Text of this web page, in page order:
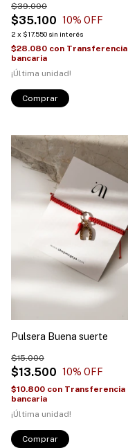
$35.100
$39.000
10% OFF
2 x $17.550 sin interés
$28.080 con Transferencia
bancaria
¡Última unidad!
Pulsera Buena suerte
$13.500
$15.000
10% OFF
$10.800 con Transferencia
bancaria
¡Última unidad!
Comprar